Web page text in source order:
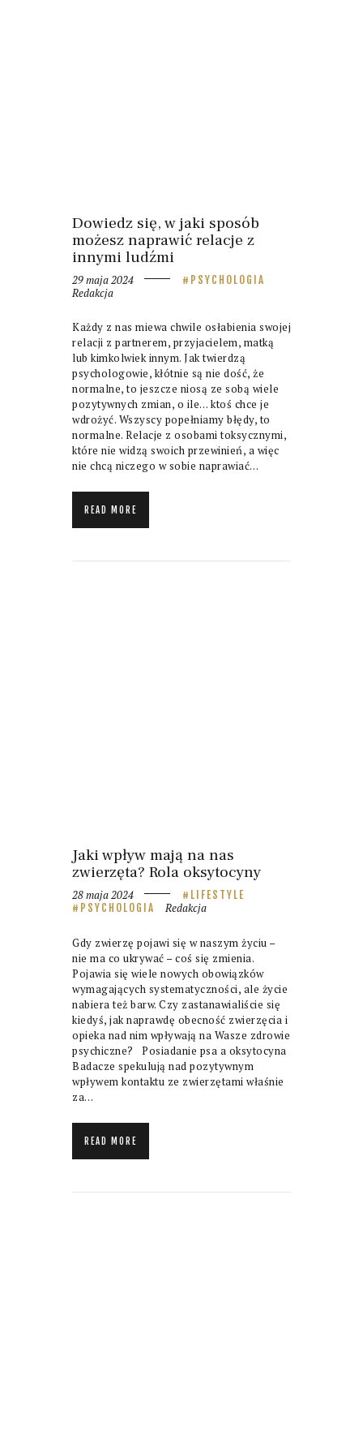
Dowiedz się, w jaki sposób
możesz naprawić relacje z
innymi ludźmi
29 maja 2024 PSYCHOLOGIA
Redakcja
Każdy z nas miewa chwile osłabienia swojej
relacji z partnerem, przyjacielem, matką
lub kimkolwiek innym. Jak twierdzą
psychologowie, kłótnie są nie dość, że
normalne, to jeszcze niosą ze sobą wiele
pozytywnych zmian, o ile… ktoś chce je
wdrożyć. Wszyscy popełniamy błędy, to
normalne. Relacje z osobami toksycznymi,
które nie widzą swoich przewinień, a więc
nie chcą niczego w sobie naprawiać…
READ MORE
Jaki wpływ mają na nas
zwierzęta? Rola oksytocyny
28 maja 2024
LIFESTYLE
PSYCHOLOGIA
Redakcja
Gdy zwierzę pojawi się w naszym życiu –
nie ma co ukrywać – coś się zmienia.
Pojawia się wiele nowych obowiązków
wymagających systematyczności, ale życie
nabiera też barw. Czy zastanawialiście się
kiedyś, jak naprawdę obecność zwierzęcia i
opieka nad nim wpływają na Wasze zdrowie
psychiczne? Posiadanie psa a oksytocyna
Badacze spekulują nad pozytywnym
wpływem kontaktu ze zwierzętami właśnie
za…
READ MORE